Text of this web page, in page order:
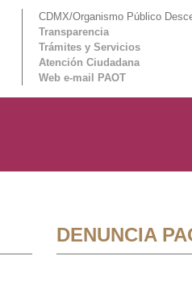
CDMX/Organismo Público
Transparencia
Trámites y Servicios
Atención Ciudadana
Web e-mail PAOT
DENUNCIA